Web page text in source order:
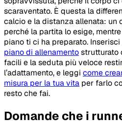
scaraventato. È questa la
calcio e la distanza allenata: un
perché la partita lo esige,
piano ti ci ha preparato.
piano di allenamentostrutturato
facili e la seduta più veloce
l’adattamento, e leggi come
misura per la tua vita per farlo
resto che fai.
Domande che i